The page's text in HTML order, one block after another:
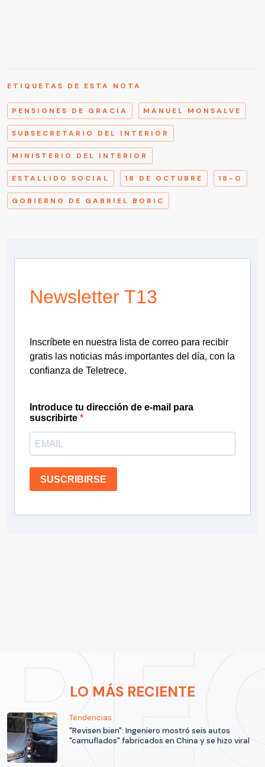
ETIQUETAS DE ESTA NOTA
PENSIONES DE GRACIA MANUEL MONSALVE
SUBSECRETARIO DEL INTERIOR
MINISTERIO DEL INTERIOR
ESTALLIDO SOCIAL 18 DE OCTUBRE 18-O
GOBIERNO DE GABRIEL BORIC
Newsletter T13
Inscríbete en nuestra lista de correo para recibir
gratis las noticias más importantes del día, con la
confianza de Teletrece.
Introduce tu dirección de e-mail para
suscribirte
SUSCRIBIRSE
LO MÁS RECIENTE
Tendencias
"Revisen bien": Ingeniero mostró seis autos
"camuflados" fabricados en China y se hizo viral